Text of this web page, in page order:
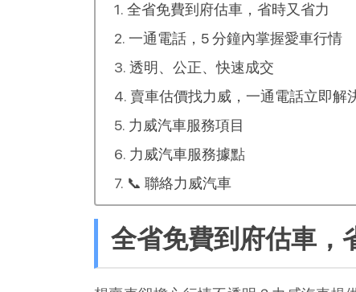
全省免費到府估車，省時又省力
一通電話，5 分鐘內掌握愛車行情
透明、公正、快速成交
賣車估價找力威，一通電話立即解
力威汽車服務項目
力威汽車服務據點
📞 聯絡力威汽車
全省免費到府估車，